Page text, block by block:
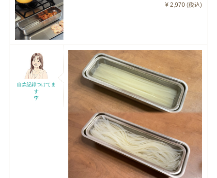
¥ 2,970 (税込)
自炊記録つけてま
す
李